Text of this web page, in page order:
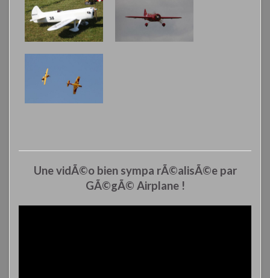
Une vidÃ©o bien sympa rÃ©alisÃ©e par
GÃ©gÃ© Airplane !